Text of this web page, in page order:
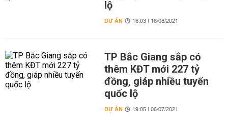
lộ
DỰ ÁN 16:03 | 16/08/2021
TP Bắc Giang sắp có
thêm KĐT mới 227 tỷ
đồng, giáp nhiều tuyến
quốc lộ
DỰ ÁN 19:05 | 06/07/2021